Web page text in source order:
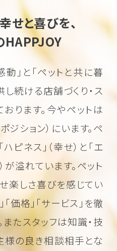
せと喜びを、
HAPPJOY
」と「ペットと共に暮
し続ける店舗づくり・ス
ります。 今やペットは
ジション）にいます。ペ
ピネス」（幸せ）と「エ
が溢れています。ペット
楽しさ喜びを感じてい
「価格」「サービス」を徹
たスタッフは知識・技
様の良き相談相手とな